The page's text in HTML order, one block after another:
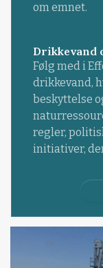
om emnet.
Drikkevand
Følg med i
drikkevand,
beskyttelse
regler,
initiativer,